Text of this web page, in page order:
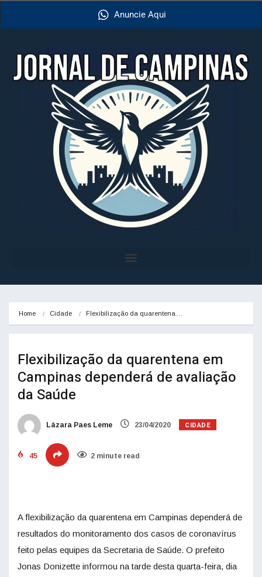
Anuncie Aqui
Home Cidade Flexibilização da quarentena…
Flexibilização da quarentena em
Campinas dependerá de avaliação
da Saúde
Lázara Paes Leme 23/04/2020 CIDADE
45 2 minute read
A flexibilização da quarentena em Campinas dependerá de
resultados do monitoramento dos casos de coronavírus
feito pelas equipes da Secretaria de Saúde. O prefeito
Jonas Donizette informou na tarde desta quarta-feira, dia